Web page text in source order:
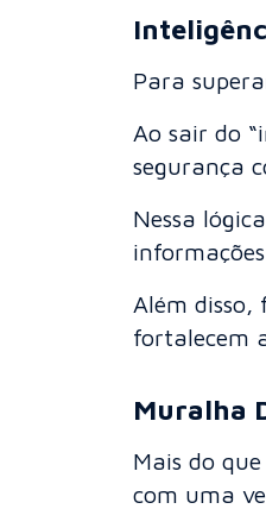
Para
Ao sair do
segurança
Nessa
Além
fortalecem
Muralha
Mais do
com uma